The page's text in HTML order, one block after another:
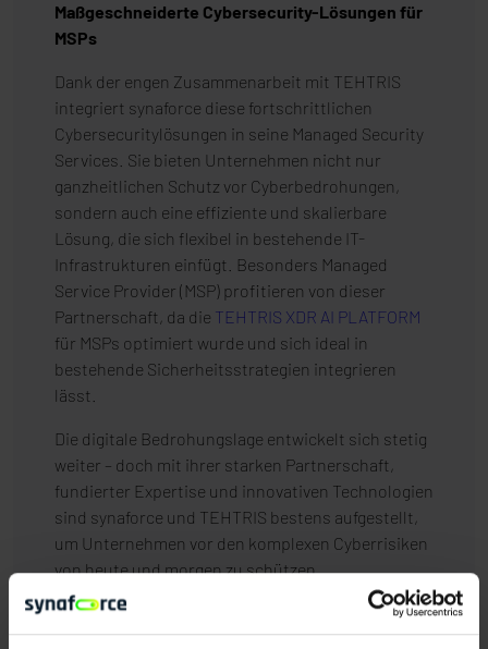
Maßgeschneiderte Cybersecurity-Lösungen für
MSPs
Dank der engen Zusammenarbeit mit TEHTRIS
integriert synaforce diese fortschrittlichen
Cybersecuritylösungen in seine Managed Security
Services. Sie bieten Unternehmen nicht nur
ganzheitlichen Schutz vor Cyberbedrohungen,
sondern auch eine effiziente und skalierbare
Lösung, die sich flexibel in bestehende IT-
Infrastrukturen einfügt. Besonders Managed
Service Provider (MSP) profitieren von dieser
Partnerschaft, da die TEHTRIS XDR AI PLATFORM
für MSPs optimiert wurde und sich ideal in
bestehende Sicherheitsstrategien integrieren
lässt.
Die digitale Bedrohungslage entwickelt sich stetig
weiter – doch mit ihrer starken Partnerschaft,
fundierter Expertise und innovativen Technologien
sind synaforce und TEHTRIS bestens aufgestellt,
um Unternehmen vor den komplexen Cyberrisiken
von heute und morgen zu schützen.
Weitere Informationen zur fortschrittlichen XDR-
Lösung von synaforce und TEHTRIS, welche vor